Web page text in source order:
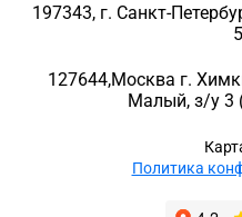
197343, г. Санкт-
127644,Москва г.
Малый, з/у 3
Политика